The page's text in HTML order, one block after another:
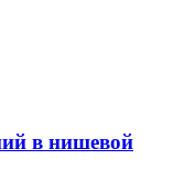
в нишевой